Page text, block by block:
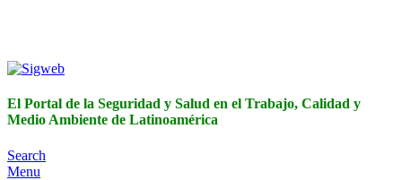
El Portal de la Seguridad y Salud en el Trabajo, Calidad y
Medio Ambiente de Latinoamérica
Search
Menu